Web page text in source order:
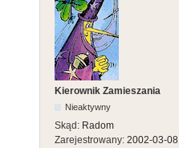
Kierownik Zamieszania
Nieaktywny
Skąd: Radom
Zarejestrowany: 2002-03-08